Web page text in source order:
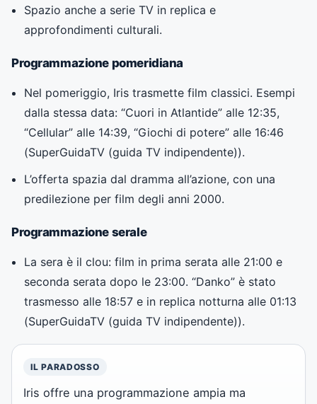
Spazio anche a serie TV in replica e
approfondimenti culturali.
Programmazione pomeridiana
Nel pomeriggio, Iris trasmette film classici. Esempi
dalla stessa data: “Cuori in Atlantide” alle 12:35,
“Cellular” alle 14:39, “Giochi di potere” alle 16:46
(SuperGuidaTV (guida TV indipendente)).
L’offerta spazia dal dramma all’azione, con una
predilezione per film degli anni 2000.
Programmazione serale
La sera è il clou: film in prima serata alle 21:00 e
seconda serata dopo le 23:00. “Danko” è stato
trasmesso alle 18:57 e in replica notturna alle 01:13
(SuperGuidaTV (guida TV indipendente)).
IL PARADOSSO
Iris offre una programmazione ampia ma